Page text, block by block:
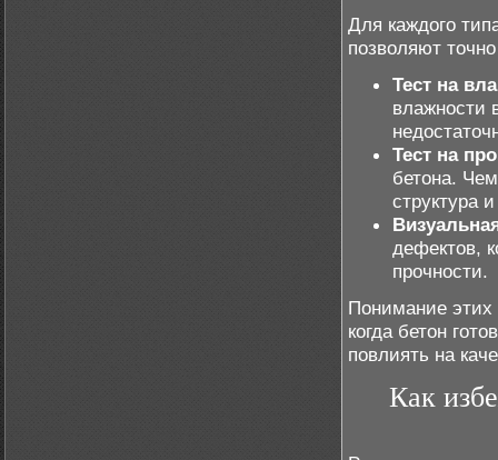
Для каждого
позволяют
Тест на
влажности
Тест на
бетона.
структура
дефектов,
прочности.
Понимание этих
когда бетон
повлиять на
Как